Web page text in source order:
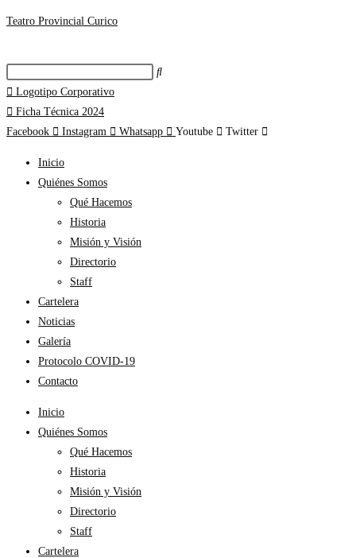
Teatro Provincial Curico
Logotipo Corporativo
Ficha Técnica 2024
Facebook
Instagram Whatsapp Youtube Twitter
Inicio
Quiénes Somos
Qué Hacemos
Historia
Misión y Visión
Directorio
Staff
Cartelera
Noticias
Galería
Protocolo COVID-19
Contacto
Inicio
Quiénes Somos
Qué Hacemos
Historia
Misión y Visión
Directorio
Staff
Cartelera